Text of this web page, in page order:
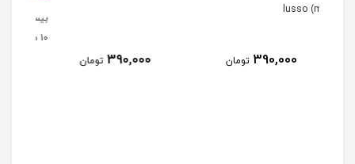
390,000
بیس کت سالن ( بیس ژل )